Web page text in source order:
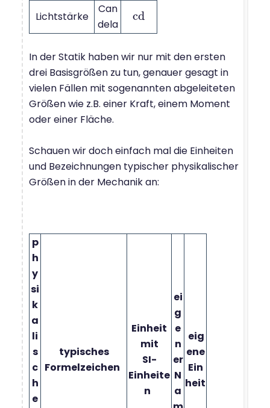
Lichtstärke
Can
dela
cd
cd
In der Statik haben wir nur mit den ersten
drei Basisgrößen zu tun, genauer gesagt in
vielen Fällen mit sogenannten abgeleiteten
Größen wie z.B. einer Kraft, einem Moment
oder einer Fläche.
Schauen wir doch einfach mal die Einheiten
und Bezeichnungen typischer physikalischer
Größen in der Mechanik an:
p
h
y
si
k
a
li
s
c
h
e
typisches
Formelzeichen
Einheit
mit
SI-
Einheite
n
ei
g
e
n
er
N
a
eig
ene
Ein
heit